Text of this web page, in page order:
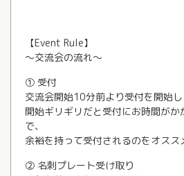
【Event Rule】
〜交流会の流れ〜
① 受付
交流会開始10分前より受付を開始し
開始ギリギリだと受付にお時間が
で、
余裕を持って受付されるのをオスス
② 名刺プレート受け取り